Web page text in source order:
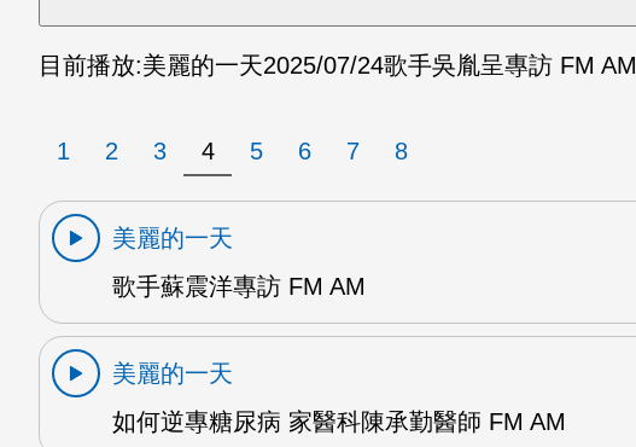
目前播放:美麗的一天2025/07/24歌手吳胤呈專訪 FM AM
1 2 3 4 5 6 7 8
美麗的一天
歌手蘇震洋專訪 FM AM
美麗的一天
如何逆專糖尿病 家醫科陳承勤醫師 FM AM